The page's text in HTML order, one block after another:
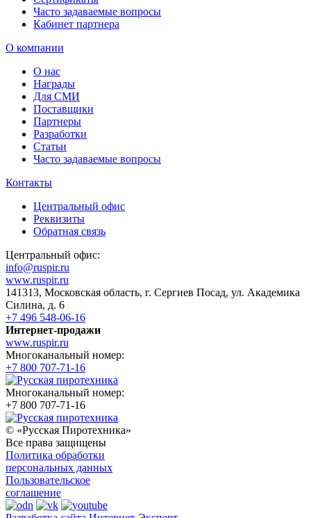
Часто задаваемые вопросы
Кабинет партнера
О компании
О нас
Награды
Для СМИ
Поставщики
Партнеры
Разработки
Статьи
Часто задаваемые вопросы
Контакты
Центральный офис
Реквизиты
Обратная связь
Центральный офис:
info@ruspir.ru
www.ruspir.ru
141313, Московская область, г. Сергиев Посад, ул. Академика
Силина, д. 6
+7 496 548-06-16
Интернет-продажи
www.ruspir.ru
Многоканальный номер:
+7 800 707-71-16
Многоканальный номер:
+7 800 707-71-16
© «Русская Пиротехника»
Все права защищены
Политика обработки
персональных данных
Пользовательское
соглашение